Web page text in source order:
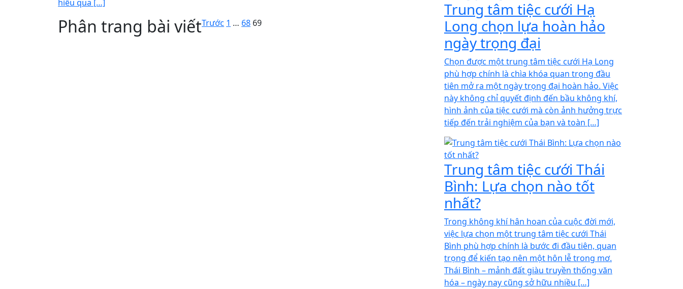
hiểu qua […]
Phân trang bài viếtTrước 1 … 68 69
Trung tâm tiệc cưới Hạ
Long chọn lựa hoàn hảo
ngày trọng đại
Chọn được một trung tâm tiệc cưới Hạ Long
phù hợp chính là chìa khóa quan trọng đầu
tiên mở ra một ngày trọng đại hoàn hảo. Việc
này không chỉ quyết định đến bầu không khí,
hình ảnh của tiệc cưới mà còn ảnh hưởng trực
tiếp đến trải nghiệm của bạn và toàn […]
Trung tâm tiệc cưới Thái
Bình: Lựa chọn nào tốt
nhất?
Trong không khí hân hoan của cuộc đời mới,
việc lựa chọn một trung tâm tiệc cưới Thái
Bình phù hợp chính là bước đi đầu tiên, quan
trọng để kiến tạo nên một hôn lễ trong mơ.
Thái Bình – mảnh đất giàu truyền thống văn
hóa – ngày nay cũng sở hữu nhiều […]